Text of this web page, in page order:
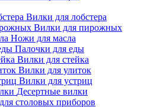
Вилки для лобстера
Вилки для пирожных
Ножи для масла
Палочки для еды
Вилки для стейка
Вилки для улиток
Вилки для устриц
Десертные вилки